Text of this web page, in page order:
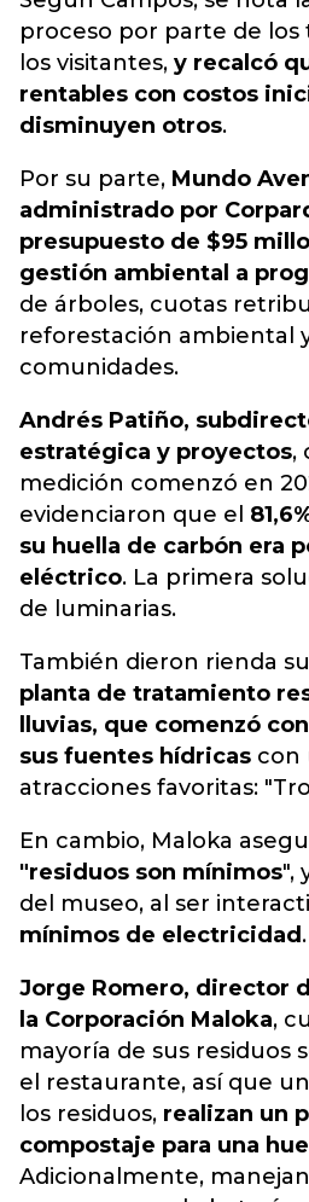
proceso por parte de los
los visitantes, y recalcó
rentables con costos
disminuyen otros.
Por su parte, Mundo
administrado por
presupuesto de $95
gestión ambiental a
de árboles, cuotas
reforestación ambiental
comunidades.
Andrés Patiño,
estratégica y proyectos,
medición comenzó en
evidenciaron que el
su huella de carbón era
eléctrico. La primera
de luminarias.
También dieron rienda
planta de tratamiento
lluvias, que comenzó
sus fuentes hídricas con
atracciones favoritas:
En cambio, Maloka
"residuos son mínimos",
del museo, al ser
mínimos de electricidad .
Jorge Romero, director
la Corporación Maloka,
mayoría de sus residuos
el restaurante, así que
los residuos, realizan un
compostaje para una
Adicionalmente,